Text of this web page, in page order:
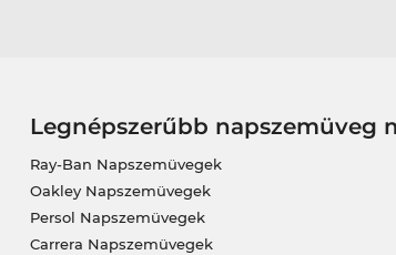
Legnépszerűbb napszemüveg
Ray-Ban Napszemüvegek
Oakley Napszemüvegek
Persol Napszemüvegek
Carrera Napszemüvegek